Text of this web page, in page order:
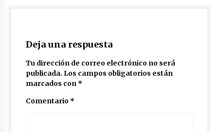
Deja una respuesta
Tu dirección de correo electrónico no será
publicada. Los campos obligatorios están
marcados con *
Comentario *